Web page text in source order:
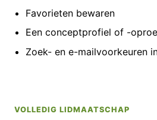
Favorieten bewaren
Een conceptprofiel of -
Zoek- en e-mailvoorkeuren
VOLLEDIG LIDMAATSCHAP